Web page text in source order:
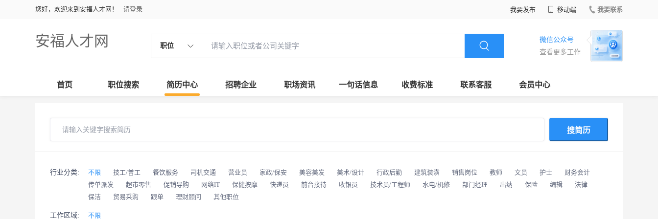
您好，欢迎来到安福人才网！ 请登录 我要发布 移动端 我要联系
安福人才网 职位
微信公众号
查看更多工作
首页 职位搜索 简历中心 招聘企业 职场资讯 一句话信息 收费标准 联系客服 会员中心
搜简历
行业分类: 不限 技工/普工 餐饮服务 司机交通 营业员 家政/保安 美容美发 美术/设计 行政后勤 建筑装潢 销售岗位 教师 文员 护士
财务会计
传单派发
超市零售 促销导购 网络IT 保健按摩 快递员 前台接待 收银员 技术员/工程师 水电/机修 部门经理 出纳 保险 编辑
法律
保洁
贸易采购 跟单 理财顾问 其他职位
工作区域: 不限